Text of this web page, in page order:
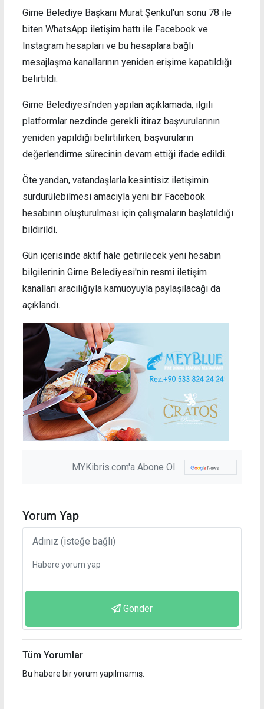
Girne Belediye Başkanı Murat Şenkul'un sonu 78 ile
biten WhatsApp iletişim hattı ile Facebook ve
Instagram hesapları ve bu hesaplara bağlı
mesajlaşma kanallarının yeniden erişime kapatıldığı
belirtildi.
Girne Belediyesi'nden yapılan açıklamada, ilgili
platformlar nezdinde gerekli itiraz başvurularının
yeniden yapıldığı belirtilirken, başvuruların
değerlendirme sürecinin devam ettiği ifade edildi.
Öte yandan, vatandaşlarla kesintisiz iletişimin
sürdürülebilmesi amacıyla yeni bir Facebook
hesabının oluşturulması için çalışmaların başlatıldığı
bildirildi.
Gün içerisinde aktif hale getirilecek yeni hesabın
bilgilerinin Girne Belediyesi'nin resmi iletişim
kanalları aracılığıyla kamuoyuyla paylaşılacağı da
açıklandı.
MYKibris.com'a Abone Ol
Yorum Yap
Gönder
Tüm Yorumlar
Bu habere bir yorum yapılmamış.